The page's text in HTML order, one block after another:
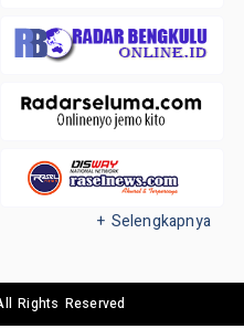
+ Selengkapnya
Rights Reserved